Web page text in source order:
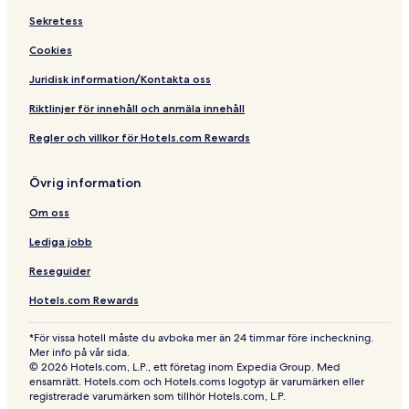
s
t
y
Sekretess
Cookies
Juridisk information/Kontakta oss
Riktlinjer för innehåll och anmäla innehåll
Regler och villkor för Hotels.com Rewards
Övrig information
Om oss
Lediga jobb
Reseguider
Hotels.com Rewards
*För vissa hotell måste du avboka mer än 24 timmar före incheckning.
Mer info på vår sida.
© 2026 Hotels.com, L.P., ett företag inom Expedia Group. Med
ensamrätt. Hotels.com och Hotels.coms logotyp är varumärken eller
registrerade varumärken som tillhör Hotels.com, L.P.